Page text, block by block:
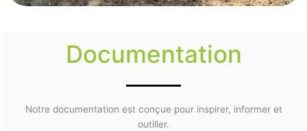
Documentation
Notre documentation est conçue pour inspirer, informer et
outiller.